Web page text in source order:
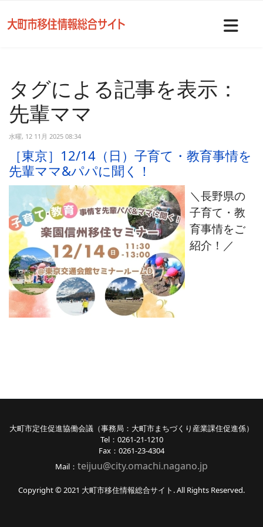
タグによる記事を表示：
先輩ママ
水曜, 12 11月 2025 08:34
［東京］12/14（日）子育て・教育事情を
先輩ママ&パパに聞く！
＼長野県の
子育て・教
育事情をご
紹介！／
大町市定住促進協働会議（事務局：大町市まちづくり産業課住促進係）
Tel：0261-21-1210
Fax：0261-23-4304
Mail： teijuu@city.omachi.nagano.jp
Copyright © 2021 大町市移住情報総合サイト. All Rights Reserved.